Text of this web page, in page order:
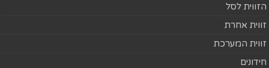
הזווית לסל
זווית אחרת
זווית המערכת
חידונים